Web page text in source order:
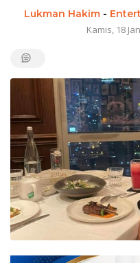
Lukman Hakim -
Kamis, 18